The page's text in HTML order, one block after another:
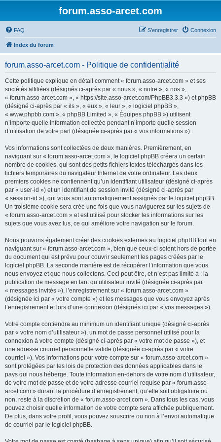
forum.asso-arcet.com
FAQ Connexion
S’enregistrer
Index du forum
forum.asso-arcet.com - Politique de confidentialité
Cette politique explique en détail comment « forum.asso-arcet.com » et ses
sociétés affiliées (désignés ci-après par « nous », « notre », « nos »,
« forum.asso-arcet.com », « https://site.asso-arcet.com/PhpBB3.3.3 ») et phpBB
(désigné ci-après par « ils », « eux », « leur », « logiciel phpBB »,
« www.phpbb.com », « phpBB Limited », « Équipes phpBB ») utilisent
n’importe quelle information collectée pendant n’importe quelle session
d’utilisation de votre part (désignée ci-après par « vos informations »).
Vos informations sont collectées de deux manières. Premièrement, en
naviguant sur « forum.asso-arcet.com », le logiciel phpBB créera un certain
nombre de cookies, qui sont des petits fichiers textes téléchargés dans les
fichiers temporaires du navigateur Internet de votre ordinateur. Les deux
premiers cookies ne contiennent qu’un identifiant utilisateur (désigné ci-après
par « user-id ») et un identifiant de session invité (désigné ci-après par
« session-id »), qui vous sont automatiquement assignés par le logiciel phpBB.
Un troisième cookie sera créé une fois que vous naviguerez sur les sujets de
« forum.asso-arcet.com » et est utilisé pour stocker les informations sur les
sujets que vous avez lus, ce qui améliore votre navigation sur le forum.
Nous pouvons également créer des cookies externes au logiciel phpBB tout en
naviguant sur « forum.asso-arcet.com », bien que ceux-ci soient hors de portée
du document qui est prévu pour couvrir seulement les pages créées par le
logiciel phpBB. La seconde manière est de récupérer l’information que vous
nous envoyez et que nous collectons. Ceci peut être, et n’est pas limité à : la
publication de message en tant qu’utilisateur invité (désignée ci-après par
« messages invités »), l’enregistrement sur « forum.asso-arcet.com »
(désignée ici par « votre compte ») et les messages que vous envoyez après
l’enregistrement et lors d’une connexion (désignés ici par « vos messages »).
Votre compte contiendra au minimum un identifiant unique (désigné ci-après
par « votre nom d’utilisateur »), un mot de passe personnel utilisé pour la
connexion à votre compte (désigné ci-après par « votre mot de passe »), et
une adresse courriel personnelle valide (désignée ci-après par « votre
courriel »). Vos informations pour votre compte sur « forum.asso-arcet.com »
sont protégées par les lois de protection des données applicables dans le
pays qui nous héberge. Toute information en-dehors de votre nom d’utilisateur,
de votre mot de passe et de votre adresse courriel requise par « forum.asso-
arcet.com » durant la procédure d’enregistrement, qu’elle soit obligatoire ou
non, reste à la discrétion de « forum.asso-arcet.com ». Dans tous les cas, vous
pouvez choisir quelle information de votre compte sera affichée publiquement.
De plus, dans votre profil, vous pouvez souscrire ou non à l’envoi automatique
de courriel par le logiciel phpBB.